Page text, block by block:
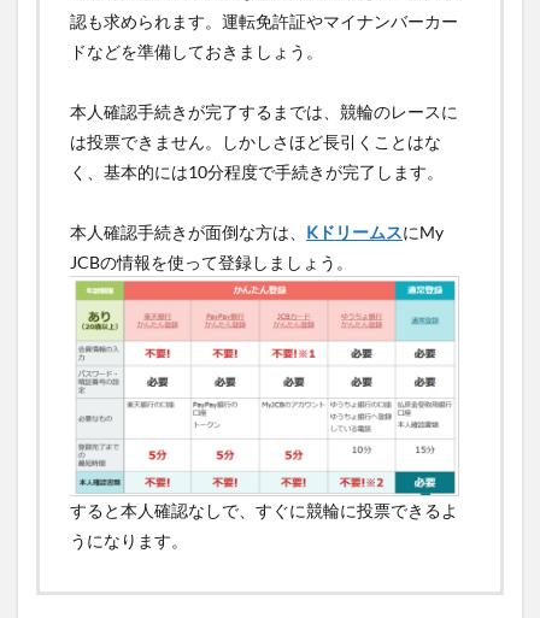
認も求められます。運転免許証やマイナンバーカー
ドなどを準備しておきましょう。
本人確認手続きが完了するまでは、競輪のレースに
は投票できません。しかしさほど長引くことはな
く、基本的には10分程度で手続きが完了します。
本人確認手続きが面倒な方は、 KドリームスにMy
JCBの情報を使って登録しましょう。
すると本人確認なしで、すぐに競輪に投票できるよ
うになります。